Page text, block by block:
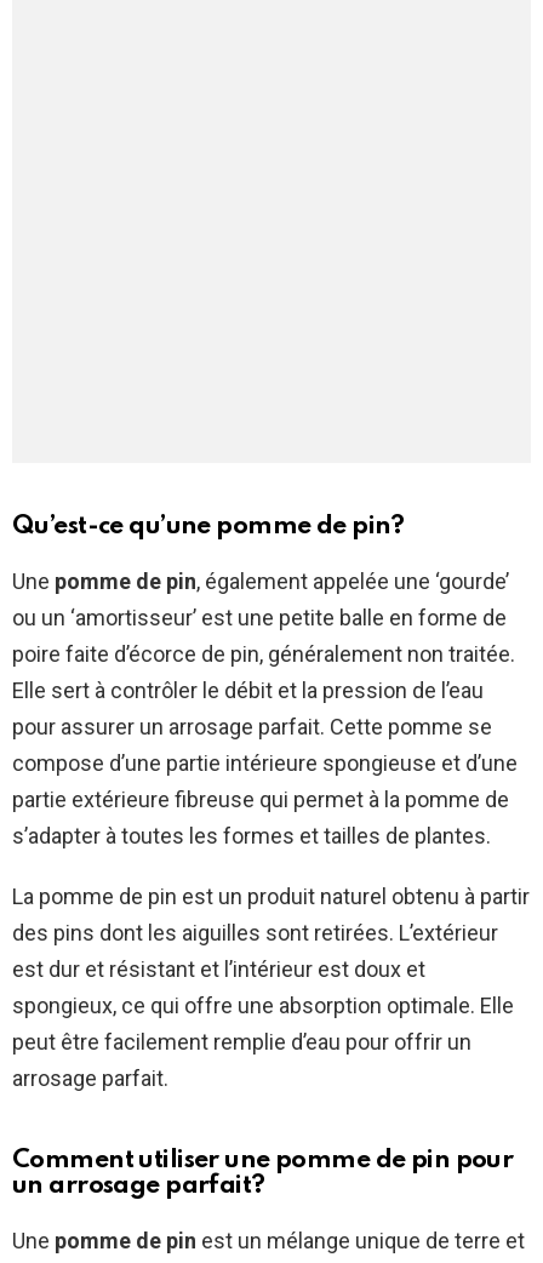
Qu’est-ce qu’une pomme de pin?
Une pomme de pin, également appelée une ‘gourde’
ou un ‘amortisseur’ est une petite balle en forme de
poire faite d’écorce de pin, généralement non traitée.
Elle sert à contrôler le débit et la pression de l’eau
pour assurer un arrosage parfait. Cette pomme se
compose d’une partie intérieure spongieuse et d’une
partie extérieure fibreuse qui permet à la pomme de
s’adapter à toutes les formes et tailles de plantes.
La pomme de pin est un produit naturel obtenu à partir
des pins dont les aiguilles sont retirées. L’extérieur
est dur et résistant et l’intérieur est doux et
spongieux, ce qui offre une absorption optimale. Elle
peut être facilement remplie d’eau pour offrir un
arrosage parfait.
Comment utiliser une pomme de pin pour
un arrosage parfait?
Une pomme de pin est un mélange unique de terre et